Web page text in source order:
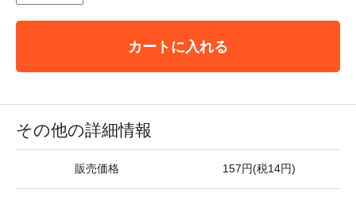
カートに入れる
その他の詳細情報
販売価格 157円(税14円)